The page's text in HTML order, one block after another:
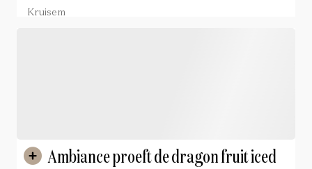
samensmelten
Kruisem